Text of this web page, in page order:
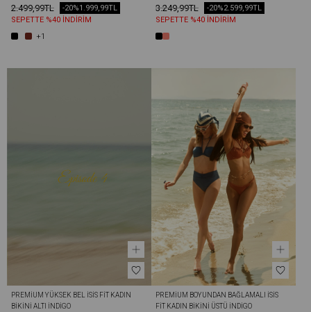
2.499,99TL 1.999,99TL
-20%
SEPETTE %40 İNDİRİM
+1
3.249,99TL 2.599,99TL
-20%
SEPETTE %40 İNDİRİM
PREMIUM YÜKSEK BEL İSİS FIT KADIN
BIKINI ALTI İNDIGO
PREMIUM BOYUNDAN BAĞLAMALI İSİS
FIT KADIN BIKINI ÜSTÜ İNDIGO